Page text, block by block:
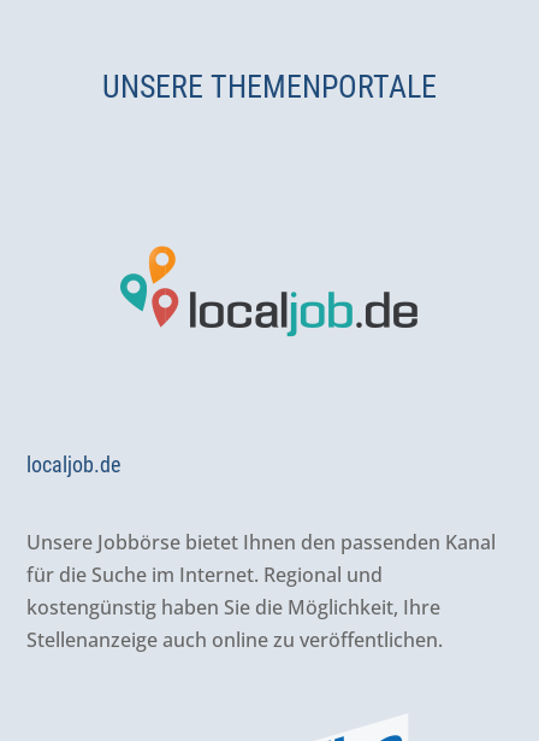
UNSERE THEMENPORTALE
localjob.de
Unsere Jobbörse bietet Ihnen den passenden Kanal
für die Suche im Internet. Regional und
kostengünstig haben Sie die Möglichkeit, Ihre
Stellenanzeige auch online zu veröffentlichen.